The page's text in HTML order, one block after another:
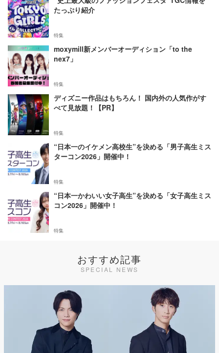
たっぷり紹介
特集
moxymill新メンバーオーディション「to the
nex7」
特集
ディズニー作品はもちろん！ 国内外の人気作がす
べて見放題！【PR】
特集
“日本一のイケメン高校生”を決める「男子高生ミス
ターコン2026」開催中！
特集
“日本一かわいい女子高生”を決める「女子高生ミス
コン2026」開催中！
特集
おすすめ記事
SPECIAL NEWS